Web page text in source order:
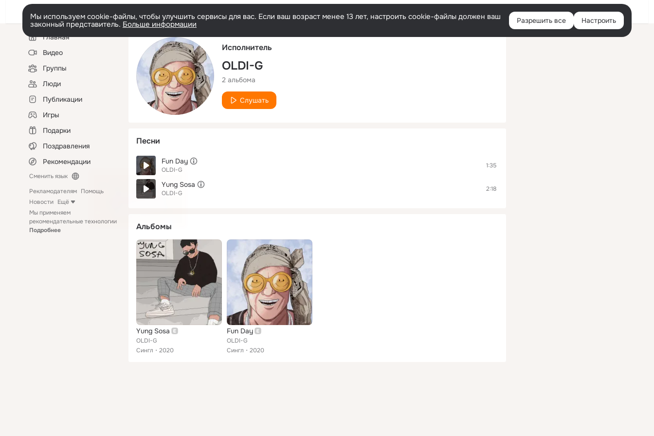
Русский Войти
Мы используем cookie-файлы, чтобы улучшить сервисы для вас. Если ваш возраст менее 13 лет, настроить cookie-файлы должен ваш
законный представитель. Больше информации Разрешить все Настроить
Левая
колонкаГлавная
Видео
Группы
Люди
Публикации
Игры
Подарки
Поздравления
Рекомендации
Сменить язык
Рекламодателям Помощь
Новости Ещё
Мы применяем
рекомендательные технологии
Подробнее
Исполнитель
OLDI-G
2 альбома
Слушать
Песни
Fun Day
OLDI-G
1:35
Yung Sosa
OLDI-G
2:18
Альбомы
Yung Sosa
OLDI-G
Сингл
2020
Fun Day
OLDI-G
Сингл
2020